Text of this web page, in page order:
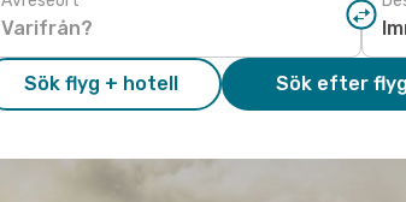
Sök flyg + hotell Sök efter flyg